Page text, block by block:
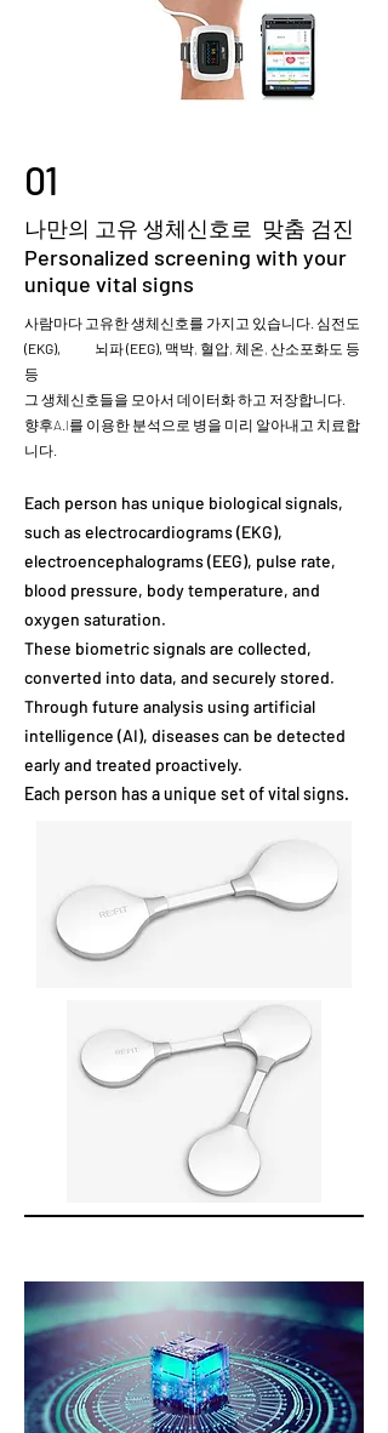
01
​나만의 고유 생체신호로 맞춤 검진
Personalized screening with your
unique vital signs
사람마다 고유한 생체신호를 가지고 있습니다. 심전도
(EKG), 뇌파(EEG), 맥박, 혈압, 체온, 산소포화도 등
등
​그 생체신호들을 모아서 데이터화 하고 저장합니다.
향후A.I를 이용한 분석으로 병을 미리 알아내고 치료합
니다.
Each person has unique biological signals,
such as electrocardiograms (EKG),
electroencephalograms (EEG), pulse rate,
blood pressure, body temperature, and
oxygen saturation.
These biometric signals are collected,
converted into data, and securely stored.
Through future analysis using artificial
intelligence (AI), diseases can be detected
early and treated proactively.
Each person has a unique set of vital signs.